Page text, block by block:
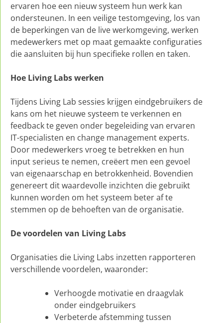
ervaren hoe een nieuw systeem hun werk kan
ondersteunen. In een veilige testomgeving, los van
de beperkingen van de live werkomgeving, werken
medewerkers met op maat gemaakte configuraties
die aansluiten bij hun specifieke rollen en taken.
Hoe Living Labs werken
Tijdens Living Lab sessies krijgen eindgebruikers de
kans om het nieuwe systeem te verkennen en
feedback te geven onder begeleiding van ervaren
IT-specialisten en change management experts.
Door medewerkers vroeg te betrekken en hun
input serieus te nemen, creëert men een gevoel
van eigenaarschap en betrokkenheid. Bovendien
genereert dit waardevolle inzichten die gebruikt
kunnen worden om het systeem beter af te
stemmen op de behoeften van de organisatie.
De voordelen van Living Labs
Organisaties die Living Labs inzetten rapporteren
verschillende voordelen, waaronder:
Verhoogde motivatie en draagvlak
onder eindgebruikers
Verbeterde afstemming tussen